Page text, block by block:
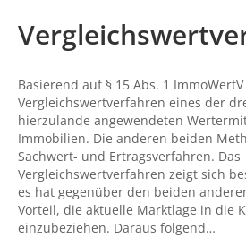
Basierend auf § 15 Abs. 1
Vergleichswertverfahren eines der
hierzulande angewendeten
Immobilien. Die anderen beiden
Sachwert- und Ertragsverfahren. Das
Vergleichswertverfahren zeigt sich
es hat gegenüber den beiden
Vorteil, die aktuelle Marktlage in die
einzubeziehen. Daraus folgend…